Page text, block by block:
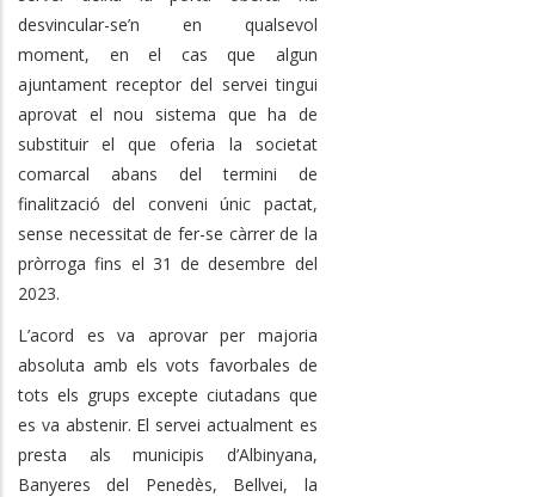
desvincular-se’n en qualsevol
moment, en el cas que algun
ajuntament receptor del servei tingui
aprovat el nou sistema que ha de
substituir el que oferia la societat
comarcal abans del termini de
finalització del conveni únic pactat,
sense necessitat de fer-se càrrer de la
pròrroga fins el 31 de desembre del
2023.
L’acord es va aprovar per majoria
absoluta amb els vots favorbales de
tots els grups excepte ciutadans que
es va abstenir. El servei actualment es
presta als municipis d’Albinyana,
Banyeres del Penedès, Bellvei, la